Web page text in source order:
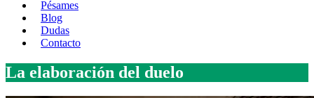
Pésames
Blog
Dudas
Contacto
La elaboración del duelo